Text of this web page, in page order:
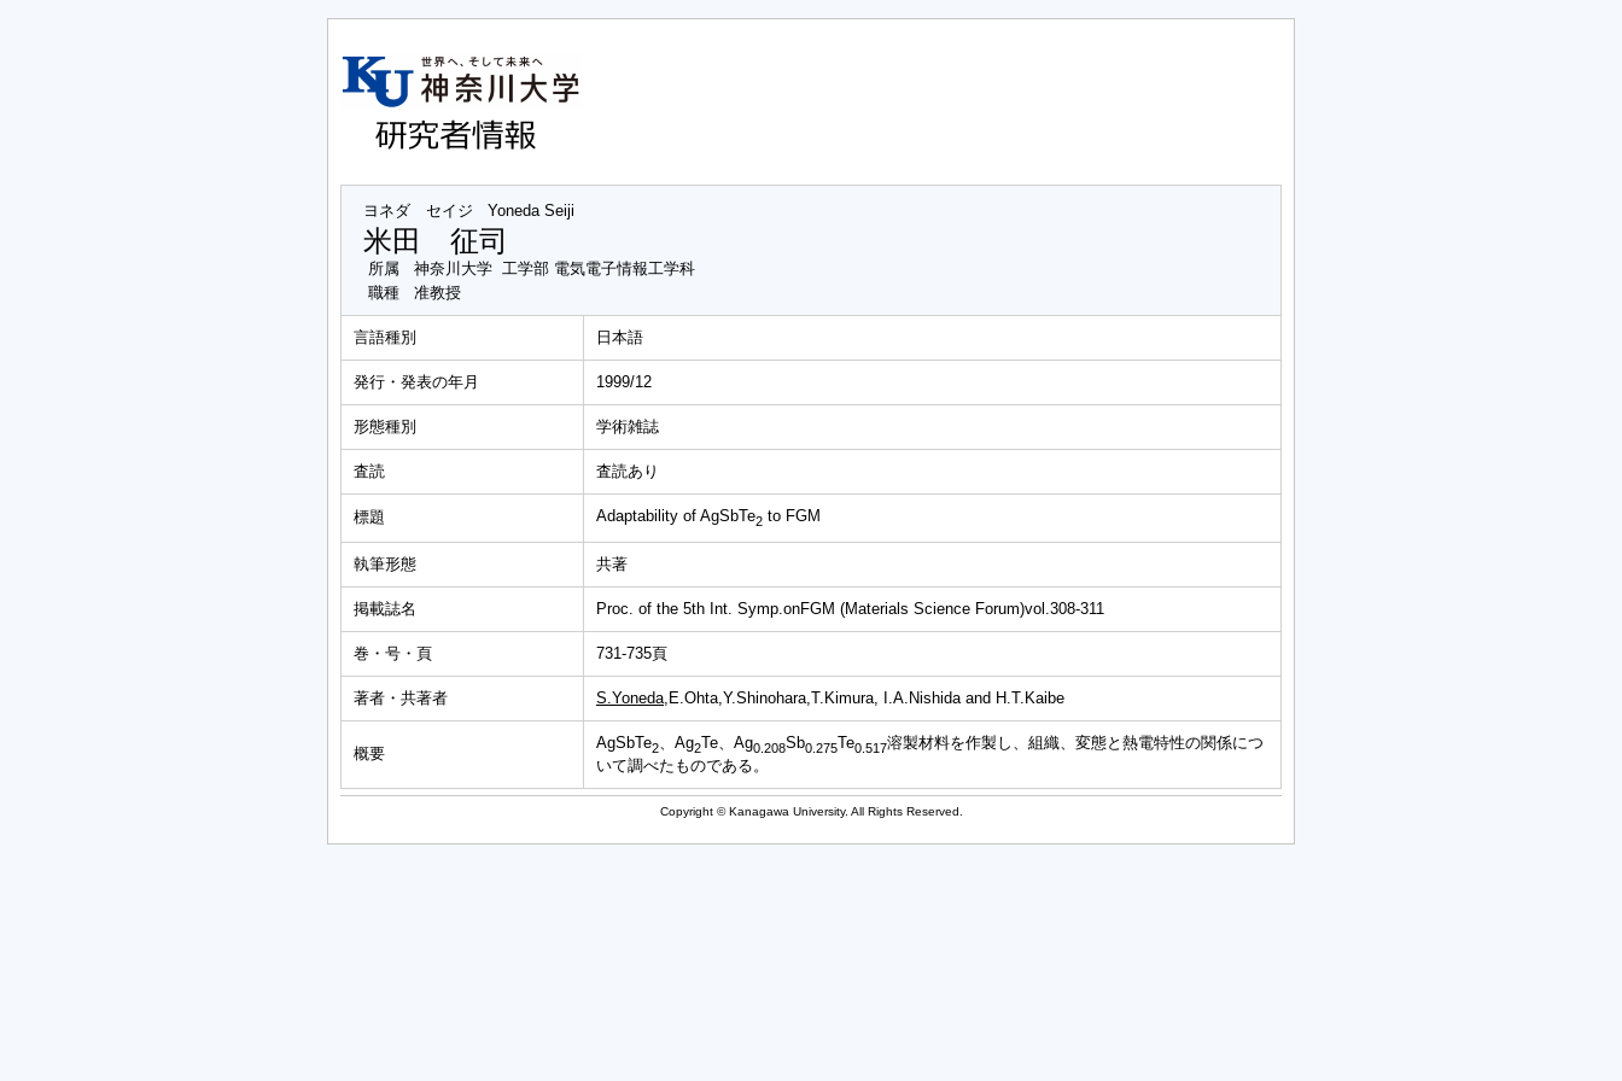
ヨネダ セイジ Yoneda Seiji
米田 征司
所属
神奈川大学 工学部 電気電子情報工学科
職種
准教授
言語種別 日本語
発行・発表の年月 1999/12
形態種別 学術雑誌
査読 査読あり
標題 Adaptability of AgSbTe2 to FGM
執筆形態 共著
掲載誌名 Proc. of the 5th Int. Symp.onFGM (Materials Science Forum)vol.308-311
巻・号・頁 731-735頁
著者・共著者 S.Yoneda,E.Ohta,Y.Shinohara,T.Kimura, I.A.Nishida and H.T.Kaibe
概要
AgSbTe2、Ag2Te、Ag0 208Sb0 275Te0 517溶製材料を作製し、組織、変態と熱電特性の関係につ
いて調べたものである。
Copyright © Kanagawa University. All Rights Reserved.